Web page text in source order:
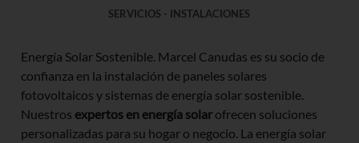
SERVICIOS - INSTALACIONES
Energía Solar Sostenible. Marcel Canudas es su socio de
confianza en la instalación de paneles solares
fotovoltaicos y sistemas de energía solar sostenible.
Nuestros expertos en energía solarofrecen soluciones
personalizadas para su hogar o negocio. La energía solar